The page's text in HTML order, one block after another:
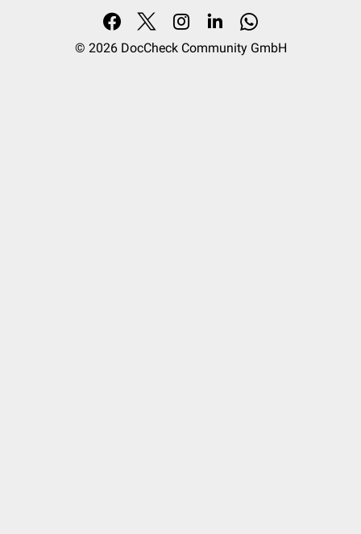
© 2026 DocCheck Community GmbH